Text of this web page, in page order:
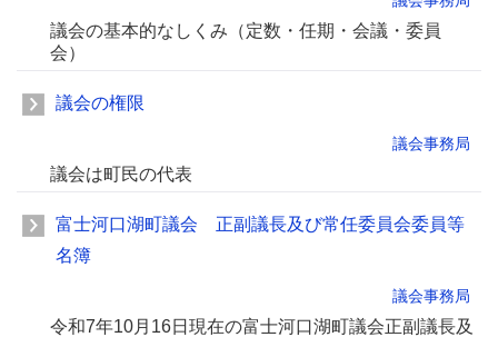
議会の基本的なしくみ（定数・任期・会議・委員
会）
議会の権限
議会事務局
議会は町民の代表
富士河口湖町議会 正副議長及び常任委員会委員等
名簿
議会事務局
令和7年10月16日現在の富士河口湖町議会正副議長及